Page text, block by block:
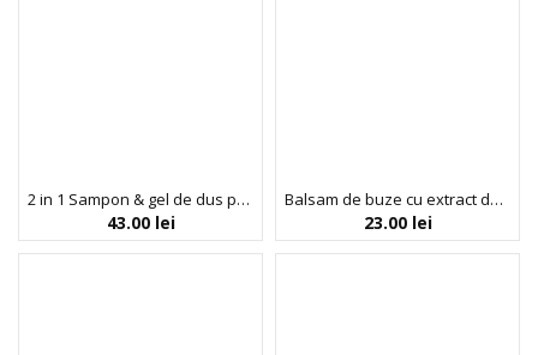
2 in 1 Sampon & gel de dus pentru copii, cu ulei de menta & bergamota si parfum de mar, Applechu Monster, Biobaza Kids, 250 ml
43.00 lei
Balsam de buze cu extract de miere si lapte de capra, BIOBAZA BEES & GOATS, 4,5 g
23.00 lei